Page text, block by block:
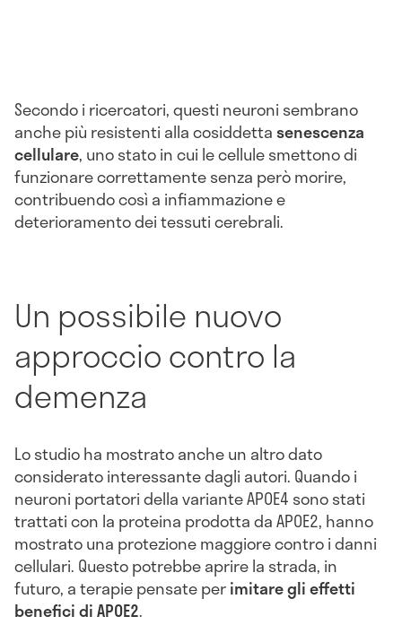
Secondo i ricercatori, questi neuroni sembrano
anche più resistenti alla cosiddettasenescenza
cellulare, uno stato in cui le cellule smettono di
funzionare correttamente senza però morire,
contribuendo così a infiammazione e
deterioramento dei tessuti cerebrali.
Un possibile nuovo
approccio contro la
demenza
Lo studio ha mostrato anche un altro dato
considerato interessante dagli autori. Quando i
neuroni portatori della variante APOE4 sono stati
trattati con la proteina prodotta da APOE2, hanno
mostrato una protezione maggiore contro i danni
cellulari. Questo potrebbe aprire la strada, in
futuro, a terapie pensate perimitare gli effetti
benefici di APOE2.